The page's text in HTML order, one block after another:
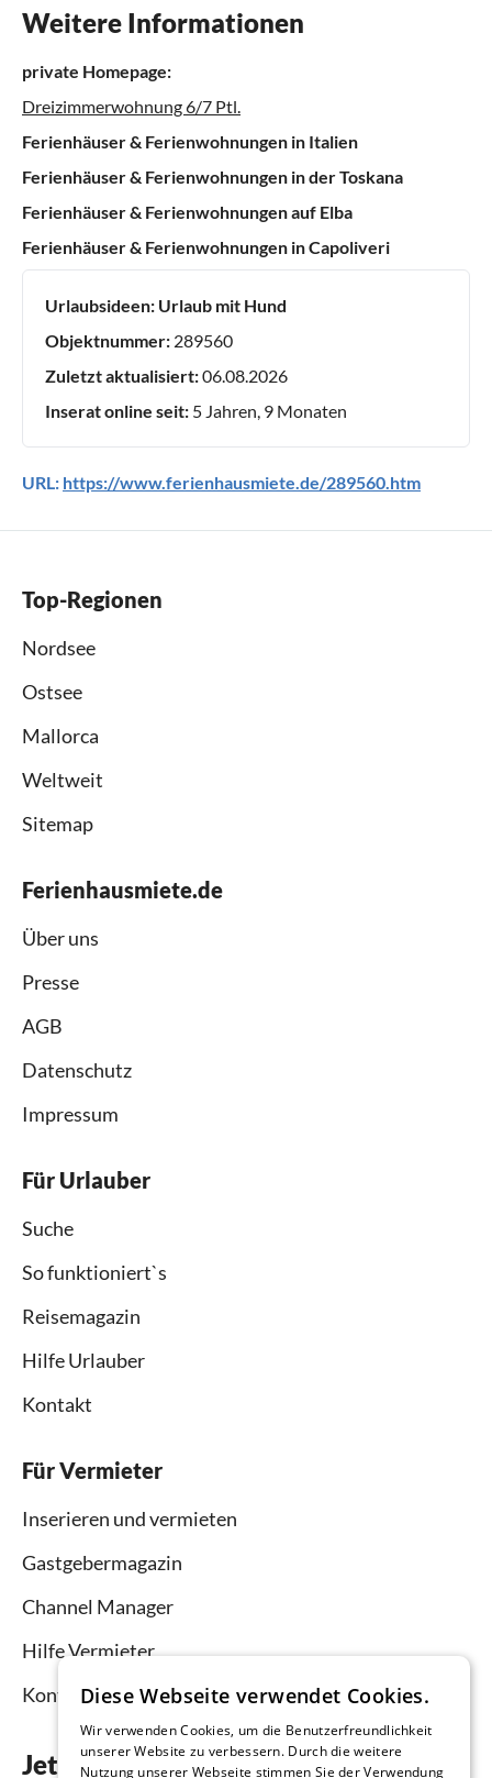
Weitere Informationen
private Homepage:
Dreizimmerwohnung 6/7 Ptl.
Ferienhäuser & Ferienwohnungen in Italien
Ferienhäuser & Ferienwohnungen in der Toskana
Ferienhäuser & Ferienwohnungen auf Elba
Ferienhäuser & Ferienwohnungen in Capoliveri
Urlaubsideen: Urlaub mit Hund
Objektnummer: 289560
Zuletzt aktualisiert:06.08.2026
Inserat online seit: 5 Jahren, 9 Monaten
URL: https://www.ferienhausmiete.de/289560.htm
Top-Regionen
Nordsee
Ostsee
Mallorca
Weltweit
Sitemap
Ferienhausmiete.de
Über uns
Presse
AGB
Datenschutz
Impressum
Für Urlauber
Suche
So funktioniert`s
Reisemagazin
Hilfe Urlauber
Kontakt
Für Vermieter
Inserieren und vermieten
Gastgebermagazin
Channel Manager
Hilfe Vermieter
Kontakt
Jetzt die App downloaden
Diese Webseite verwendet Cookies.
Wir verwenden Cookies, um die Benutzerfreundlichkeit
unserer Website zu verbessern. Durch die weitere
Nutzung unserer Webseite stimmen Sie der Verwendung